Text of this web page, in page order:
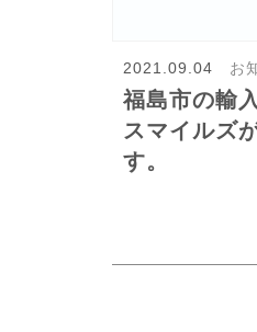
2021.09.04 お
福島市の輸
スマイルズ
す。